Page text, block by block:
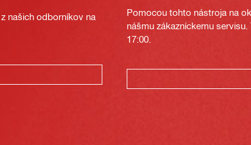
našich odborníkov na
Pomocou tohto nástroja na
nášmu zákazníckemu
17:00.